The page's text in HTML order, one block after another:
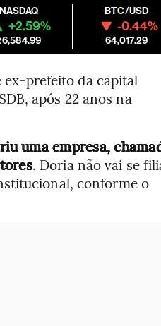
NASDAQ
+2.59%
BTC/USD
-0.44%
64,017.29
ex-prefeito da capital
após 22 anos na
uma empresa,
. Doria não vai se
conforme o